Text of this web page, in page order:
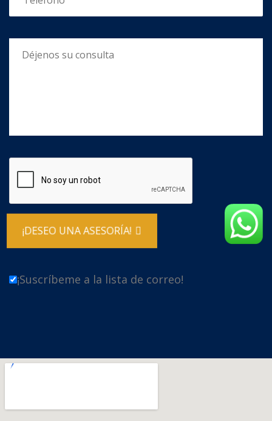
¡DESEO UNA ASESORÍA!
¡Suscríbeme a la lista de correo!